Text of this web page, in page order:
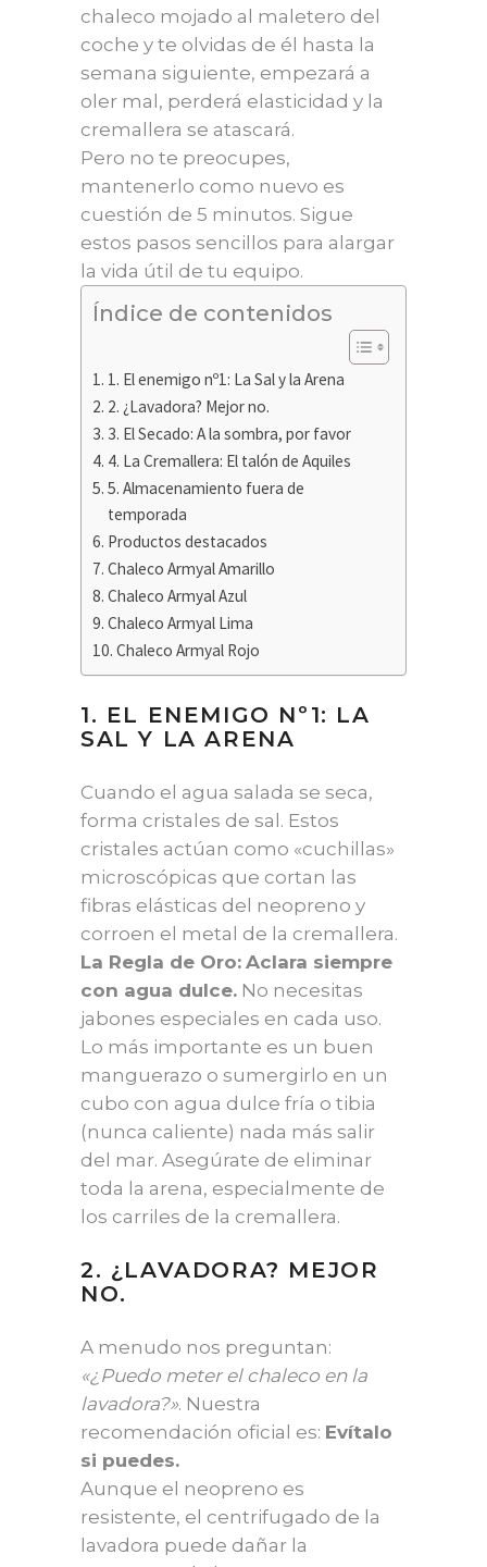
chaleco mojado al maletero del
coche y te olvidas de él hasta la
semana siguiente, empezará a
oler mal, perderá elasticidad y la
cremallera se atascará.
Pero no te preocupes,
mantenerlo como nuevo es
cuestión de 5 minutos. Sigue
estos pasos sencillos para alargar
la vida útil de tu equipo.
Índice de contenidos
1. El enemigo nº1: La Sal y la Arena
2. ¿Lavadora? Mejor no.
3. El Secado: A la sombra, por favor
4. La Cremallera: El talón de Aquiles
5. Almacenamiento fuera de
temporada
Productos destacados
Chaleco Armyal Amarillo
Chaleco Armyal Azul
Chaleco Armyal Lima
Chaleco Armyal Rojo
1. EL ENEMIGO Nº1: LA
SAL Y LA ARENA
Cuando el agua salada se seca,
forma cristales de sal. Estos
cristales actúan como «cuchillas»
microscópicas que cortan las
fibras elásticas del neopreno y
corroen el metal de la cremallera.
La Regla de Oro: Aclara siempre
con agua dulce. No necesitas
jabones especiales en cada uso.
Lo más importante es un buen
manguerazo o sumergirlo en un
cubo con agua dulce fría o tibia
(nunca caliente) nada más salir
del mar. Asegúrate de eliminar
toda la arena, especialmente de
los carriles de la cremallera.
2. ¿LAVADORA? MEJOR
NO.
A menudo nos preguntan:
«¿Puedo meter el chaleco en la
lavadora?». Nuestra
recomendación oficial es: Evítalo
si puedes.
Aunque el neopreno es
resistente, el centrifugado de la
lavadora puede dañar la